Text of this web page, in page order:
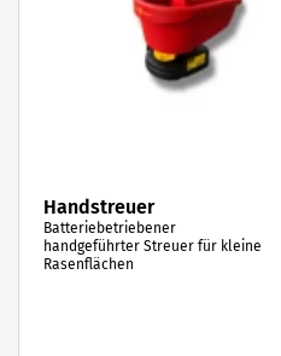
Handstreuer
Batteriebetriebener
handgeführter Streuer für kleine
Rasenflächen